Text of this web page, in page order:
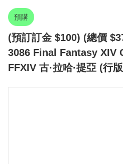
預購
(預訂訂金 $100) (總價
3086 Final Fantasy XIV
FFXIV 古·拉哈·提亞 (行